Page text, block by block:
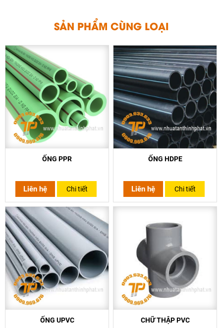
S HẨM CÙNG LOẠI
ỐNG PPR
Liên hệ Chi tiết
ỐNG HDPE
Liên hệ Chi tiết
ỐNG UPVC CHỮ THẬP PVC